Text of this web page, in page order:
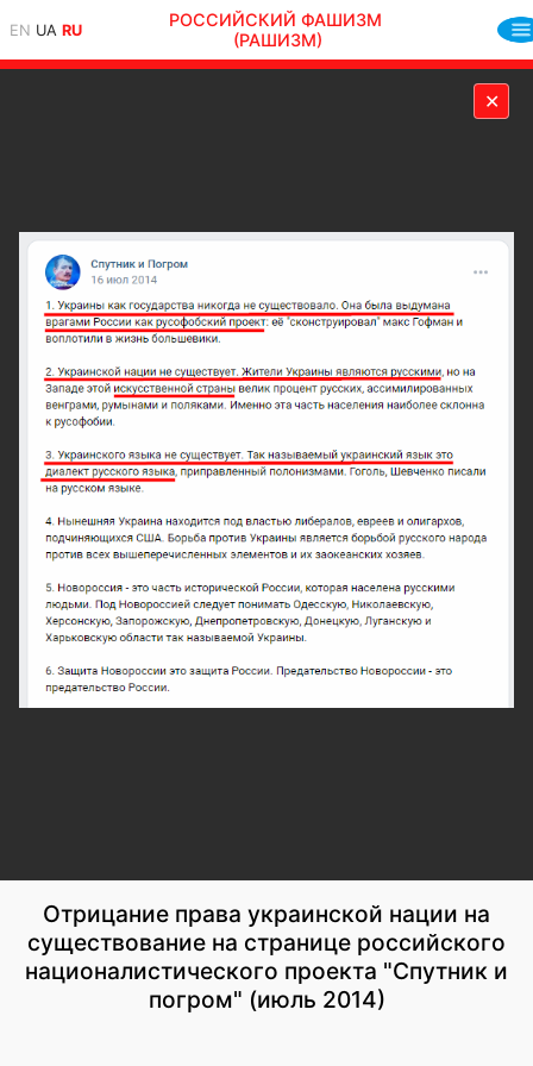
EN UA RU
РОССИЙСКИЙ ФАШИЗМ
(РАШИЗМ)
✕
Отрицание права украинской нации на
существование на странице российского
националистического проекта "Спутник и
погром" (июль 2014)